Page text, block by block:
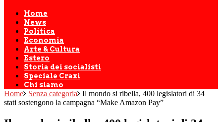
Home
News
Politica
Economia
Arte & Cultura
Estero
Storia dei socialisti
Speciale Craxi
Chi siamo
Home Senza categoria
Il mondo si ribella, 400 legislatori di 34
stati sostengono la campagna “Make Amazon Pay”